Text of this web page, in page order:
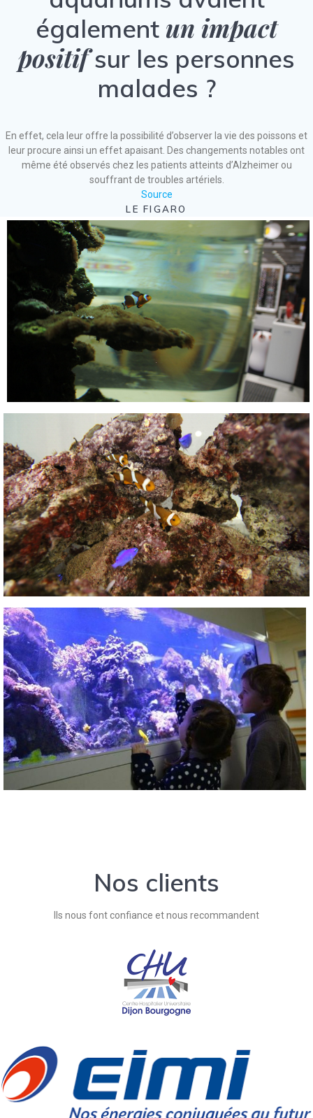
également un impact
positifsur les personnes
malades ?
En effet, cela leur offre la possibilité d’observer la vie des poissons et
leur procure ainsi un effet apaisant. Des changements notables ont
même été observés chez les patients atteints d’Alzheimer ou
souffrant de troubles artériels.
Source
LE FIGARO
Nos clients
Ils nous font confiance et nous recommandent